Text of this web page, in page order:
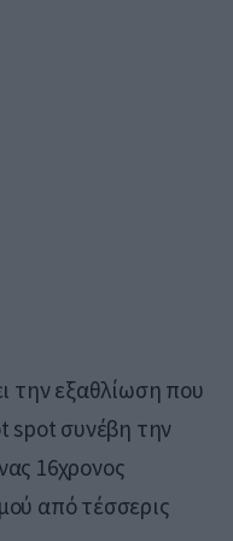
την εξαθλίωση που
spot συνέβη την
16χρονος
από τέσσερις